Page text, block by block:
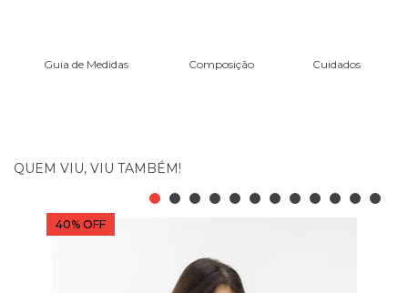
Guia de Medidas Composição Cuidados
QUEM VIU, VIU TAMBÉM!
40% OFF